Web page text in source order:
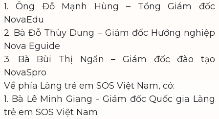
1. Ông Đỗ Mạnh Hùng – Tổng Giám đốc
NovaEdu
2. Bà Đỗ Thùy Dung – Giám đốc Hướng nghiệp
Nova Eguide
3. Bà Bùi Thị Ngần – Giám đốc đào tạo
NovaSpro
Về phía Làng trẻ em SOS Việt Nam, có:
1. Bà Lê Minh Giang - Giám đốc Quốc gia Làng
trẻ em SOS Việt Nam